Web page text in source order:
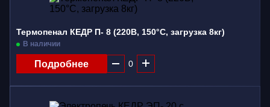
Средства защиты
Термопенал КЕДР П- 8 (220В, 150°C, загрузка 8кг)
В наличии
Подробнее